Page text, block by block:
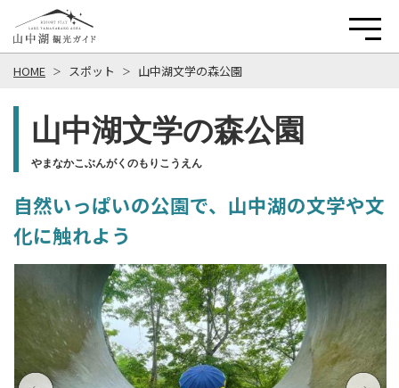
HOME スポット 山中湖文学の森公園
山中湖文学の森公園
やまなかこぶんがくのもりこうえん
自然いっぱいの公園で、山中湖の文学や文
化に触れよう